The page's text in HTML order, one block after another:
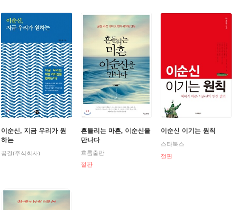
한 스승들을 발견했다. 덕분에 인생 후반전을 다시 뛸 수 있는 힘을 얻어
이순신, 지금 우리가 원
하는
꿈결(주식회사)
흔들리는 마흔, 이순신을
만나다
흐름출판
절판
이순신 이기는 원칙
스타북스
절판